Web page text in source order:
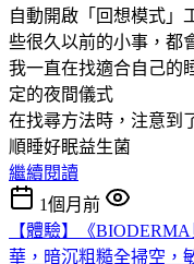
自動開啟「回想模式」
些很久以前的小事，都
我一直在找適合自己的
定的夜間儀式
在找尋方法時，注意到
順睡好眠益生菌
繼續閱讀
1個月前
【體驗】《
華，暗沉粗糙全掃空，